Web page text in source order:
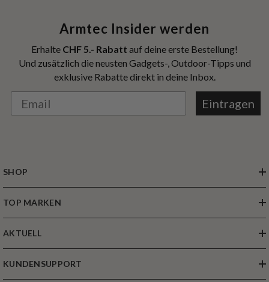
Armtec Insider werden
Erhalte CHF 5.- Rabatt auf deine erste Bestellung!
Und zusätzlich die neusten Gadgets-, Outdoor-Tipps und
exklusive Rabatte direkt in deine Inbox.
Eintragen
SHOP
TOP MARKEN
AKTUELL
KUNDENSUPPORT